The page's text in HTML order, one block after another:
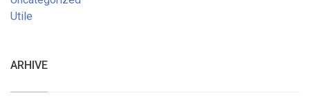
Utile
ARHIVE